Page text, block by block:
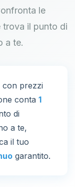
le
trova il punto di
a te.
con prezzi
conta 1
di
a te,
il tuo
garantito.